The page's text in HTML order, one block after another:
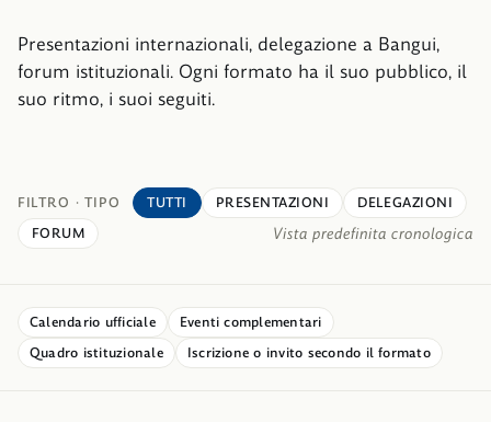
Presentazioni internazionali, delegazione a Bangui,
forum istituzionali. Ogni formato ha il suo pubblico, il
suo ritmo, i suoi seguiti.
FILTRO · TIPO TUTTI PRESENTAZIONI
DELEGAZIONI
FORUM
Vista predefinita cronologica
Calendario ufficiale
Eventi complementari
Quadro istituzionale
Iscrizione o invito secondo il formato